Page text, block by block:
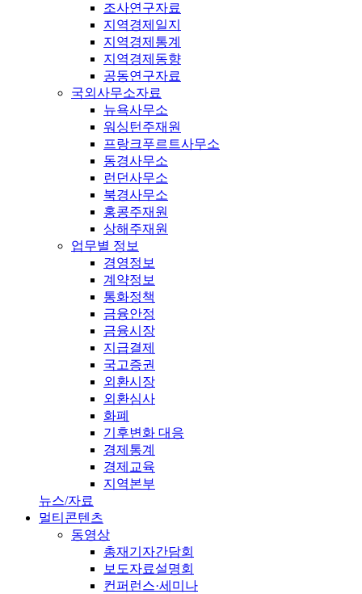
조사연구자료
지역경제일지
지역경제통계
지역경제동향
공동연구자료
국외사무소자료
뉴욕사무소
워싱턴주재원
프랑크푸르트사무소
동경사무소
런던사무소
북경사무소
홍콩주재원
상해주재원
업무별 정보
경영정보
계약정보
통화정책
금융안정
금융시장
지급결제
국고증권
외환시장
외환심사
화폐
기후변화 대응
경제통계
경제교육
지역본부
뉴스/자료
멀티콘텐츠
동영상
총재기자간담회
보도자료설명회
컨퍼런스·세미나